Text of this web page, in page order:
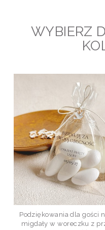
WYBIERZ
Podziękowania dla gości
migdały w woreczku z